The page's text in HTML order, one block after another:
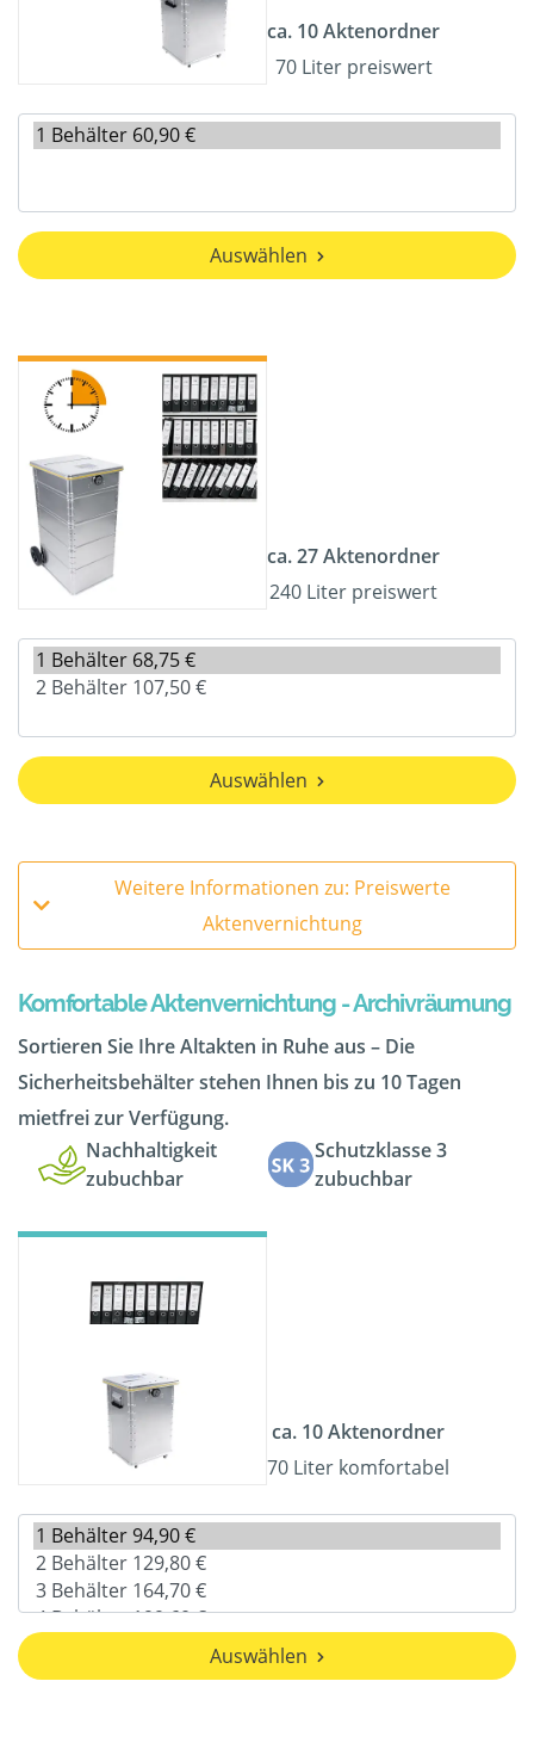
ca. 10 Aktenordner
70 Liter preiswert
Auswählen
ca. 27 Aktenordner
240 Liter preiswert
Auswählen
Weitere Informationen zu: Preiswerte
Aktenvernichtung
Komfortable Aktenvernichtung - Archivräumung
Sortieren Sie Ihre Altakten in Ruhe aus – Die
Sicherheitsbehälter stehen Ihnen bis zu 10 Tagen
mietfrei zur Verfügung.
Nachhaltigkeit
zubuchbar
Schutzklasse 3
zubuchbar
ca. 10 Aktenordner
70 Liter komfortabel
Auswählen